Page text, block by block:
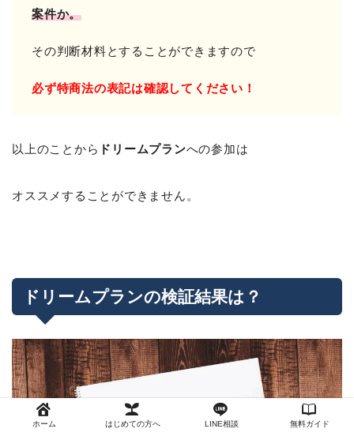
案件か。
その判断材料とすることができますので
必ず特商法の表記は確認してください！
以上のことから ドリームプランへの参加は
オススメすることができません。
ドリームプランの検証結果は？
ホーム はじめての方へ LINE相談 無料ガイド